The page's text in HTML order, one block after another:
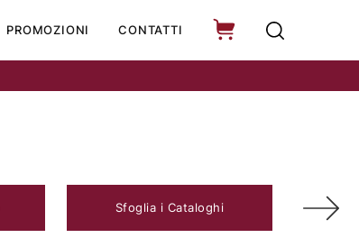
PROMOZIONI CONTATTI
Sfoglia i Cataloghi